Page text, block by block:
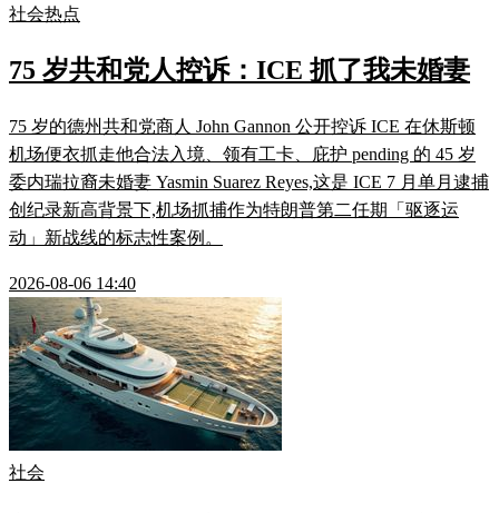
社会热点
75 岁共和党人控诉：ICE 抓了我未婚妻
75 岁的德州共和党商人 John Gannon 公开控诉 ICE 在休斯顿
机场便衣抓走他合法入境、领有工卡、庇护 pending 的 45 岁
委内瑞拉裔未婚妻 Yasmin Suarez Reyes,这是 ICE 7 月单月逮捕
创纪录新高背景下,机场抓捕作为特朗普第二任期「驱逐运
动」新战线的标志性案例。
2026-08-06 14:40
社会